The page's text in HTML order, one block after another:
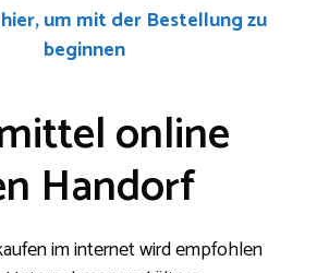
um mit der Bestellung zu
beginnen
online
Handorf
im internet wird empfohlen